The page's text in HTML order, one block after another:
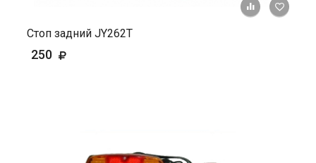
+ К
Стоп задний JY262T
250